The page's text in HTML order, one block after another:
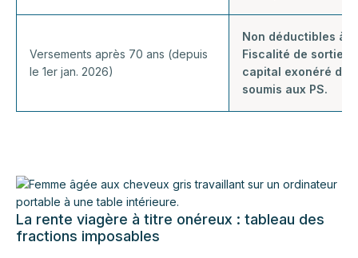
Versements après 70 ans (depuis
le 1er jan. 2026)
Non déductibles à
Fiscalité de sortie
capital exonéré
soumis aux PS.
La rente viagère à titre onéreux : tableau des
fractions imposables